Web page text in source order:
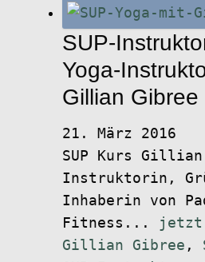
SUP-
Yoga-
Gillian Gibree
21. März 2016
SUP Kurs
Instruktorin,
Inhaberin von
Fitness...
jetzt
Gillian Gibree ,